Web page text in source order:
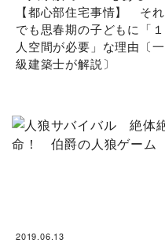
【都心部住宅事情】 それ
でも思春期の子どもに「１
人空間が必要」な理由〔一
級建築士が解説〕
2019.06.13